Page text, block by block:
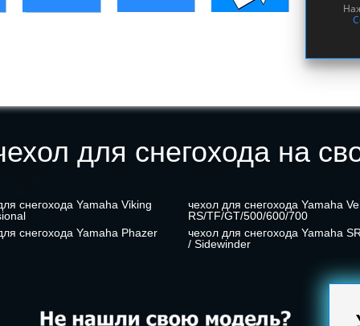
для снегохода на
снегохода Yamaha Viking
снегохода Yamaha Phazer
чехол для снегохода Yamaha
RS/TF/GT/500/600/700
чехол для снегохода Yamaha
/ Sidewinder